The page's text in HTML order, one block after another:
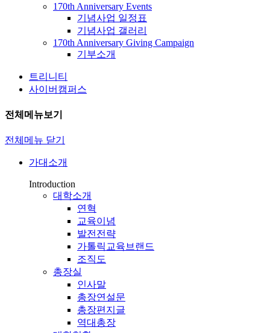
170th Anniversary Events
기념사업 일정표
기념사업 갤러리
170th Anniversary Giving Campaign
기부소개
트리니티
사이버캠퍼스
전체메뉴보기
전체메뉴 닫기
가대소개
Introduction
대학소개
연혁
교육이념
발전전략
가톨릭교육브랜드
조직도
총장실
인사말
총장연설문
총장편지글
역대총장